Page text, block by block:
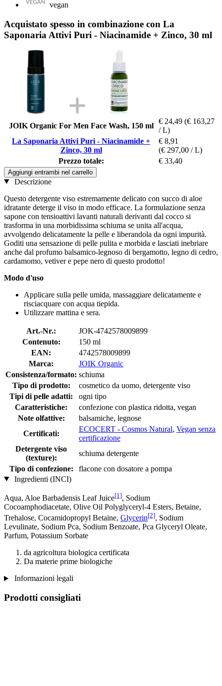
vegan
Acquistato spesso in combinazione con La
Saponaria Attivi Puri - Niacinamide + Zinco, 30 ml
JOIK Organic For Men Face Wash, 150 ml
€ 24,49 (€ 163,27
/ L)
La Saponaria Attivi Puri - Niacinamide +
Zinco, 30 ml
€ 8,91
(€ 297,00 / L)
Prezzo totale:
€ 33,40
Aggiungi entrambi nel carrello
Descrizione
Questo detergente viso estremamente delicato con succo di aloe
idratante deterge il viso in modo efficace. La formulazione senza
sapone con tensioattivi lavanti naturali derivanti dal cocco si
trasforma in una morbidissima schiuma se unita all'acqua,
avvolgendo delicatamente la pelle e liberandola da ogni impurità.
Goditi una sensazione di pelle pulita e morbida e lasciati inebriare
anche dal profumo balsamico-legnoso di bergamotto, legno di cedro,
cardamomo, vetiver e pepe nero di questo prodotto!
Modo d'uso
Applicare sulla pelle umida, massaggiare delicatamente e
risciacquare con acqua tiepida.
Utilizzare mattina e sera.
Art.-Nr.:
JOK-4742578009899
Contenuto:
150 ml
EAN:
4742578009899
Marca:
JOIK Organic
Consistenza/formato: schiuma
Tipo di prodotto:
cosmetico da uomo, detergente viso
Tipi di pelle adatti:
ogni tipo
Caratteristiche:
confezione con plastica ridotta, vegan
Note olfattive:
balsamiche, legnose
Certificati:
ECOCERT - Cosmos Natural, Vegan senza
certificazione
Detergente viso
(texture):
schiuma detergente
Tipo di confezione:
flacone con dosatore a pompa
Ingredienti (INCI)
Aqua, Aloe Barbadensis Leaf Juice[1], Sodium
Cocoamphodiacetate, Olive Oil Polyglyceryl-4 Esters, Betaine,
Trehalose, Cocamidopropyl Betaine, Glycerin[2], Sodium
Levulinate, Sodium Pca, Sodium Benzoate, Pca Glyceryl Oleate,
Parfum, Potassium Sorbate
da agricoltura biologica certificata
Da materie prime biologiche
Informazioni legali
Prodotti consigliati